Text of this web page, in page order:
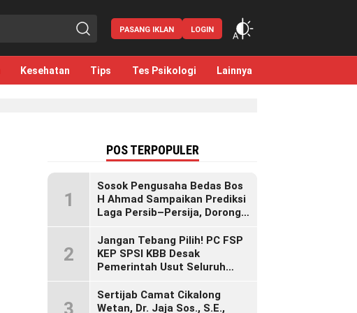
PASANG IKLAN LOGIN
Kesehatan Tips Tes Psikologi Lainnya
POS TERPOPULER
1
Sosok Pengusaha Bedas Bos
H Ahmad Sampaikan Prediksi
Laga Persib–Persija, Dorong
Berada
2
Jangan Tebang Pilih! PC FSP
KEP SPSI KBB Desak
Pemerintah Usut Seluruh
Langgar Hak Pekerja Pasca
Sidak KDM”
3
Sertijab Camat Cikalong
Wetan, Dr. Jaja Sos., S.E.,